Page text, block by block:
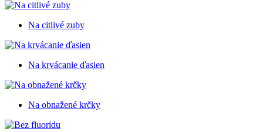
Na citlivé zuby
Na krvácanie ďasien
Na obnažené krčky